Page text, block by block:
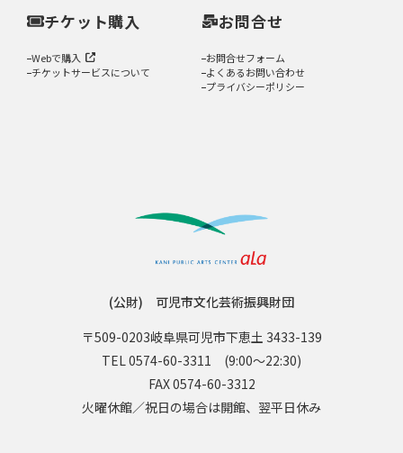
チケット購入
Webで購入
チケットサービスについて
お問合せ
お問合せフォーム
よくあるお問い合わせ
プライバシーポリシー
(公財) 可児市文化芸術振興財団
〒509-0203岐阜県可児市下恵土 3433-139
TEL 0574-60-3311 (9:00〜22:30)
FAX 0574-60-3312
火曜休館／祝日の場合は開館、翌平日休み